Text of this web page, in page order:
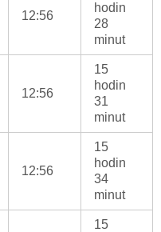
12:56
hodin
28
minut
12:56
15
hodin
31
minut
12:56
15
hodin
34
minut
15